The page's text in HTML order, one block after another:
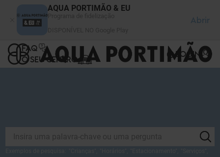
AQUA PORTIMÃO & EU
Abrir
FAQ
O SEU CENTRO
LOGIN
Painel de Gerenciamento de Cookies